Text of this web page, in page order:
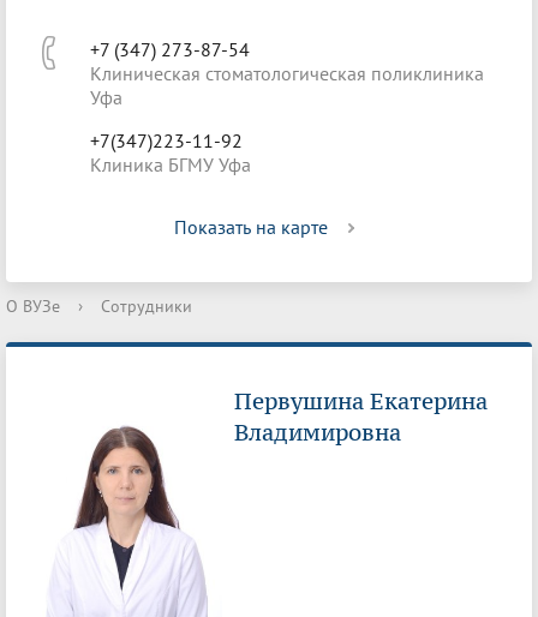
+7 (347) 273-87-54
Клиническая стоматологическая поликлиника
Уфа
+7(347)223-11-92
Клиника БГМУ Уфа
Показать на карте
О ВУЗе › Сотрудники
Первушина Екатерина
Владимировна